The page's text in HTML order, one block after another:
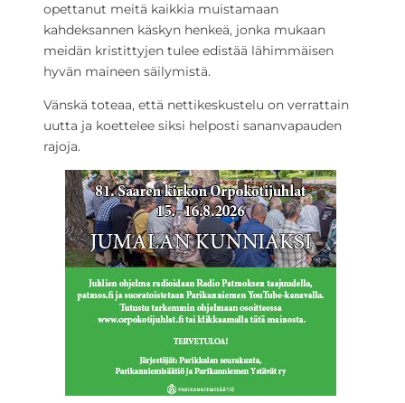
opettanut meitä kaikkia muistamaan
kahdeksannen käskyn henkeä, jonka mukaan
meidän kristittyjen tulee edistää lähimmäisen
hyvän maineen säilymistä.
Vänskä toteaa, että nettikeskustelu on verrattain
uutta ja koettelee siksi helposti sananvapauden
rajoja.